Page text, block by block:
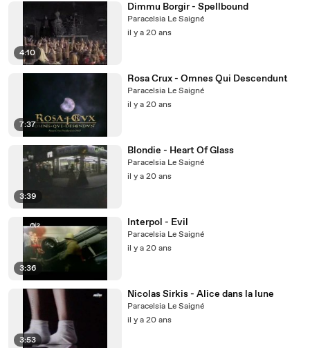
4:10
Dimmu Borgir - Spellbound
Paracelsia Le Saigné
il y a 20 ans
7:37
Rosa Crux - Omnes Qui Descendunt
Paracelsia Le Saigné
il y a 20 ans
3:39
Blondie - Heart Of Glass
Paracelsia Le Saigné
il y a 20 ans
3:36
Interpol - Evil
Paracelsia Le Saigné
il y a 20 ans
3:53
Nicolas Sirkis - Alice dans la lune
Paracelsia Le Saigné
il y a 20 ans